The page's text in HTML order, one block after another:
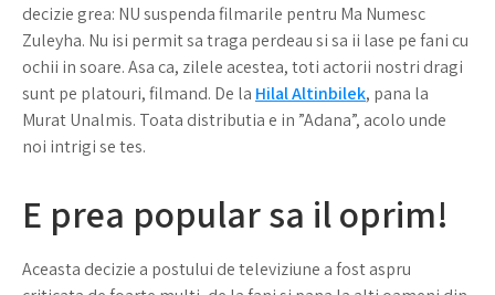
decizie grea: NU suspenda filmarile pentru Ma Numesc
Zuleyha. Nu isi permit sa traga perdeau si sa ii lase pe fani cu
ochii in soare. Asa ca, zilele acestea, toti actorii nostri dragi
sunt pe platouri, filmand. De la Hilal Altinbilek, pana la
Murat Unalmis. Toata distributia e in ”Adana”, acolo unde
noi intrigi se tes.
E prea popular sa il oprim!
Aceasta decizie a postului de televiziune a fost aspru